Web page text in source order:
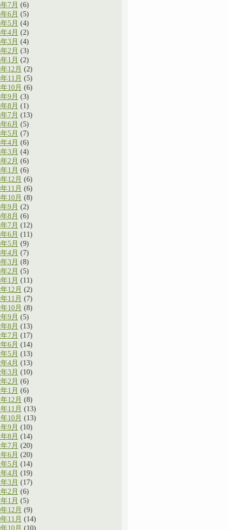
7月 (6)
6月 (5)
5月 (4)
4月 (2)
3月 (4)
2月 (3)
1月 (2)
12月 (2)
11月 (5)
10月 (6)
9月 (3)
8月 (1)
7月 (13)
6月 (5)
5月 (7)
4月 (6)
3月 (4)
2月 (6)
1月 (6)
12月 (6)
11月 (6)
10月 (8)
9月 (2)
8月 (6)
7月 (12)
6月 (11)
5月 (9)
4月 (7)
3月 (8)
2月 (5)
1月 (11)
12月 (2)
11月 (7)
10月 (8)
9月 (5)
8月 (13)
7月 (17)
6月 (14)
5月 (13)
4月 (13)
3月 (10)
2月 (6)
1月 (6)
12月 (8)
11月 (13)
10月 (13)
9月 (10)
8月 (14)
7月 (20)
6月 (20)
5月 (14)
4月 (19)
3月 (17)
2月 (6)
1月 (5)
12月 (9)
11月 (14)
10月 (10)